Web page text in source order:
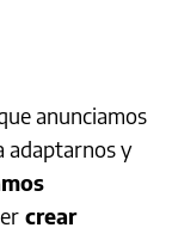
anunciamos
adaptarnos y
crear